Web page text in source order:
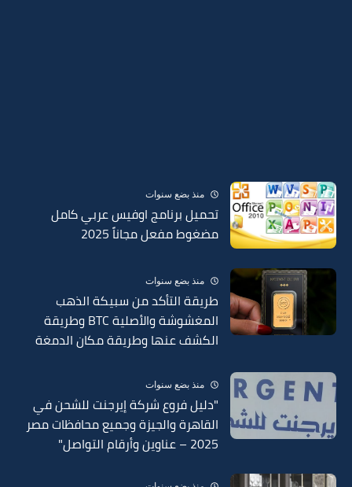
منذ بضع سنوات
تحميل برنامج اوفيس عربي كامل
مضغوط مفعل مجاناً 2025
منذ بضع سنوات
طريقة التأكد من سبيكة الذهب
المغشوشة والأصلية BTC وطريقة
الكشف عنها وطريقة مكان الدمغة
منذ بضع سنوات
"دليل فروع شركة إيرجنت للشحن في
القاهرة والجيزة وجميع محافظات مصر
2025 – عناوين وأرقام التواصل"